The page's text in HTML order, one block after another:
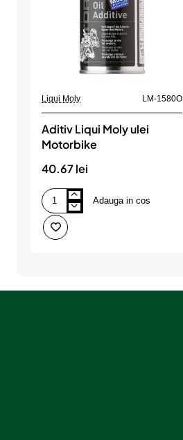
Liqui Moly LM-1580O
Aditiv Liqui Moly ulei
Motorbike
40.67 lei
Aditiv
Liqui
Moly
ulei
Adauga in cos